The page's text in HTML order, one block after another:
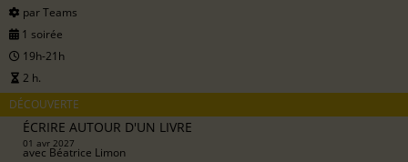
par Teams
1 soirée
19h-21h
2 h.
DÉCOUVERTE
ÉCRIRE AUTOUR D'UN LIVRE
01 avr 2027
avec Béatrice Limon